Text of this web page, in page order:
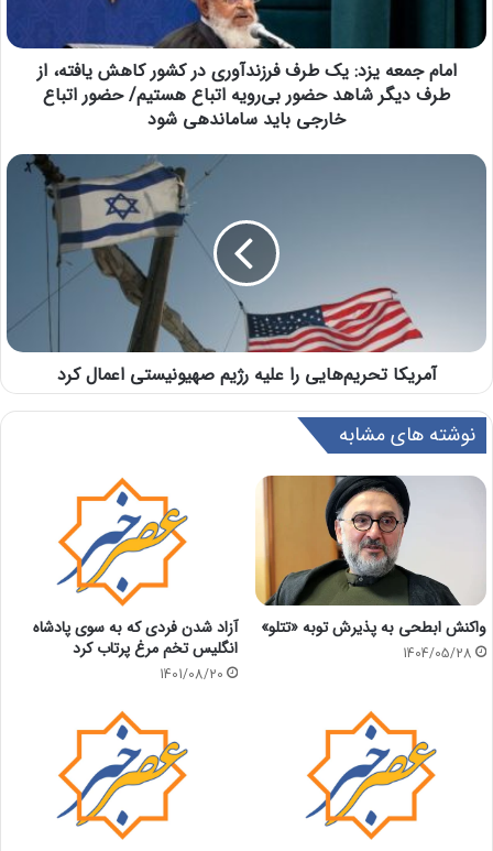
امام جمعه یزد: یک طرف فرزندآوری در کشور کاهش یافته، از
طرف دیگر شاهد حضور بی‌رویه اتباع هستیم/ حضور اتباع
خارجی باید ساماندهی شود
آمریکا تحریم‌هایی را علیه رژیم صهیونیستی اعمال کرد
نوشته های مشابه
واکنش ابطحی به پذیرش توبه «تتلو»
1404/05/28
آزاد شدن فردی که به سوی پادشاه
انگلیس تخم مرغ پرتاب کرد
1401/08/20